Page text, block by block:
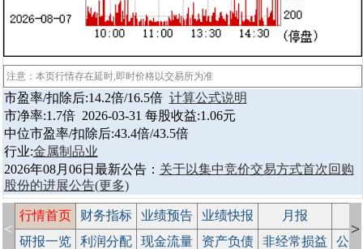
注意：本页行情存在延时,即时价格以交易所为准
市盈率/扣除后:14.2倍/16.5倍 计算公式说明
市净率:1.7倍 2026-03-31 每股收益:1.06元
中位市盈率/扣除后:43.4倍/43.5倍
行业:金属制品业
2026年08月06日最新公告： 关于以集中竞价交易方式首次回购
股份的进展公告(更多)
<
行情首页 财务指标 业绩预告 业绩快报 月报
研报一览
利润分配 现金流量 资产负债 非经常损益 公
>